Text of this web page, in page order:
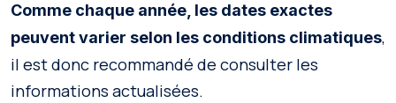
Comme chaque année, les dates exactes
peuvent varier selon les conditions climatiques,
il est donc recommandé de consulter les
informations actualisées.